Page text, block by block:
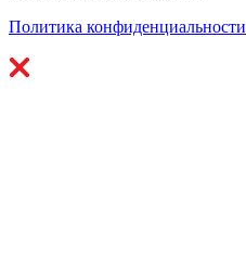
Политика конфиденциальности